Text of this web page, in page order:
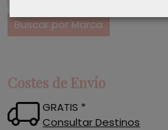
Costes de Envío
GRATIS *
Consultar Destinos